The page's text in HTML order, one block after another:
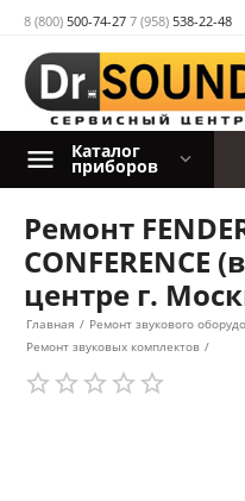
8 (800) 500-74-27 7 (958) 538-22-48
Каталог
приборов
Ремонт
CONFERENCE
центре г.
Главная / Ремонт звукового
Ремонт звуковых комплектов /